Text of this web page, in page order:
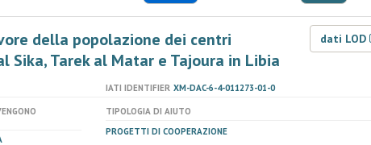
della popolazione dei centri
Sika, Tarek al Matar e Tajoura in Libia
dati LOD
IATI IDENTIFIER XM-DAC-6-4-011273-01-0
TIPOLOGIA DI AIUTO
PROGETTI DI COOPERAZIONE